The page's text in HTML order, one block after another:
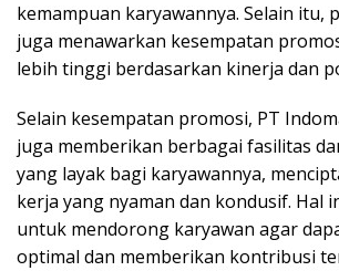
kemampuan karyawannya. Selain itu,
juga menawarkan kesempatan
lebih tinggi berdasarkan kinerja dan
Selain kesempatan promosi, PT
juga memberikan berbagai fasilitas
yang layak bagi karyawannya,
kerja yang nyaman dan kondusif. Hal
untuk mendorong karyawan agar
optimal dan memberikan kontribusi